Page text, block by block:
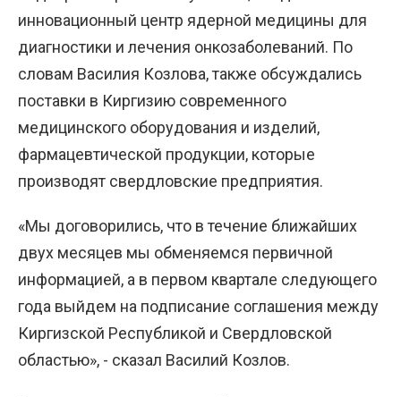
инновационный центр ядерной медицины для
диагностики и лечения онкозаболеваний. По
словам Василия Козлова, также обсуждались
поставки в Киргизию современного
медицинского оборудования и изделий,
фармацевтической продукции, которые
производят свердловские предприятия.
«Мы договорились, что в течение ближайших
двух месяцев мы обменяемся первичной
информацией, а в первом квартале следующего
года выйдем на подписание соглашения между
Киргизской Республикой и Свердловской
областью», - сказал Василий Козлов.